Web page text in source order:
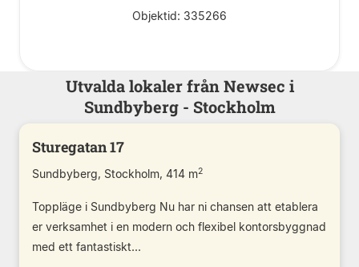
Objektid: 335266
Utvalda lokaler från Newsec i
Sundbyberg - Stockholm
Sturegatan 17
Sundbyberg, Stockholm, 414 m2
Toppläge i Sundbyberg Nu har ni chansen att etablera
er verksamhet i en modern och flexibel kontorsbyggnad
med ett fantastiskt...